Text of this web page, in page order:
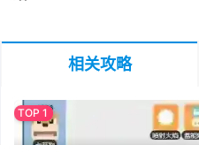
相关攻略